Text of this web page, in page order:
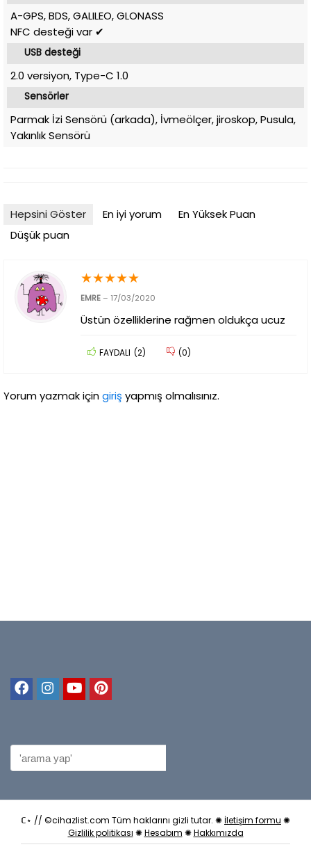
A-GPS, BDS, GALILEO, GLONASS
NFC desteği var ✔
USB desteği
2.0 versiyon, Type-C 1.0
Sensörler
Parmak İzi Sensörü (arkada), İvmeölçer, jiroskop, Pusula,
Yakınlık Sensörü
Hepsini Göster En iyi yorum
En Yüksek Puan
Düşük puan
★★★★★
EMRE – 17/03/2020
Üstün özelliklerine rağmen oldukça ucuz
FAYDALI (2) (0)
Yorum yazmak içingiriş yapmış olmalısınız.
ℂ⋆ // ©cihazlist.com Tüm haklarını gizli tutar. ✺ İletişim formu ✺
Gizlilik politikası ✺Hesabım ✺Hakkımızda